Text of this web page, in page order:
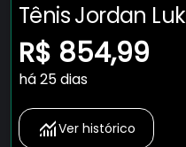
Tênis Jordan
R$ 854,99
há 25 dias
Ver histórico